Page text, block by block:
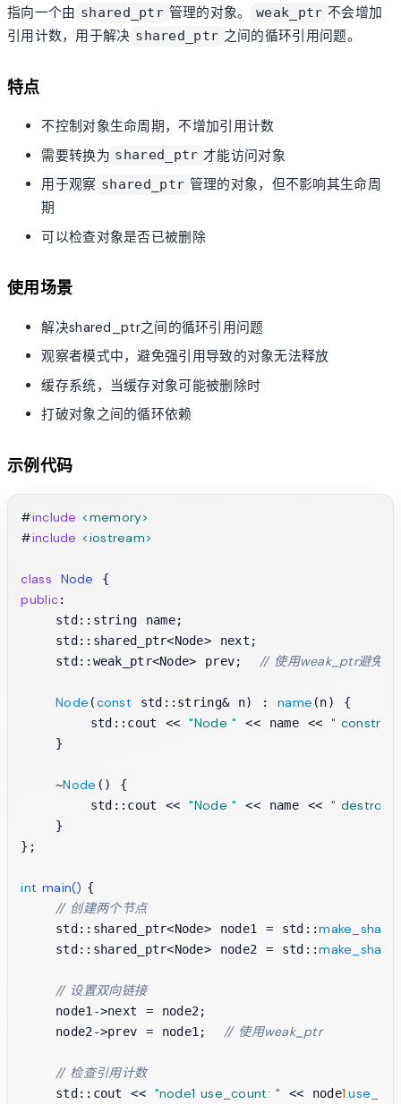
指向一个由 shared_ptr 管理的对象。 weak_ptr 不会增加
引用计数，用于解决 shared_ptr 之间的循环引用问题。
特点
不控制对象生命周期，不增加引用计数
需要转换为 shared_ptr 才能访问对象
用于观察 shared_ptr 管理的对象，但不影响其生命周
期
可以检查对象是否已被删除
使用场景
解决shared_ptr之间的循环引用问题
观察者模式中，避免强引用导致的对象无法释放
缓存系统，当缓存对象可能被删除时
打破对象之间的循环依赖
示例代码
#include <memory>
#include <iostream>
class Node
public:
    std::string name;
    std::shared_ptr<Node> next;
    std::weak_ptr<Node> prev;
// 使用weak_ptr避免循
Node (const std::string& n) : name (n) {
        std::cout <<
"Node " << name << "
    }
    ~
Node () {
        std::cout <<
"Node " << name << "
    }
};
int main() {
// 创建两个节点
    std::shared_ptr<Node> node1 = std::
    std::shared_ptr<Node> node2 = std::
// 设置双向链接
    node1->next = node2;
    node2->prev = node1;
// 使用weak_ptr
// 检查引用计数
    std::cout <<
"node1 use_count: " << node1.